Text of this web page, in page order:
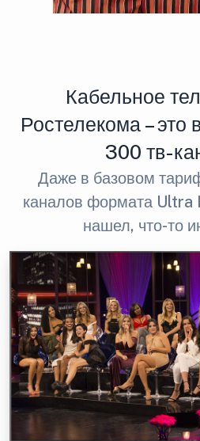
Кабельное
Ростелекома – это
300 тв-
Даже в базовом
каналов формата Ultra
нашел, что-то